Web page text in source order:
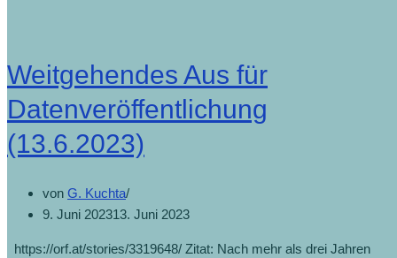
Weitgehendes Aus für
Datenveröffentlichung
(13.6.2023)
von G. Kuchta
9. Juni 202313. Juni 2023
https://orf.at/stories/3319648/ Zitat: Nach mehr als drei Jahren